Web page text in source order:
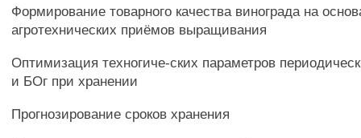
Формирование товарного качества винограда на
агротехнических приёмов выращивания
Оптимизация техногиче-ских параметров
и БОг при хранении
Прогнозирование сроков хранения